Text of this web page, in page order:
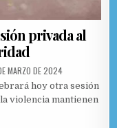
privada al
DATE:
MARZO DE 2024
hoy otra sesión
violencia mantienen